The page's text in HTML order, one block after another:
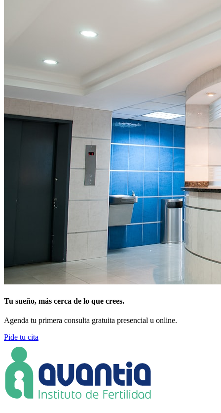
Tu sueño, más cerca de lo que crees.
Agenda tu primera consulta gratuita presencial u online.
Pide tu cita